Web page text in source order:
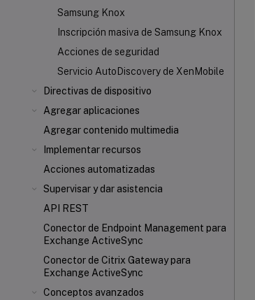
Samsung Knox
Inscripción masiva de Samsung Knox
Acciones de seguridad
Servicio AutoDiscovery de XenMobile
Directivas de dispositivo
Agregar aplicaciones
Agregar contenido multimedia
Implementar recursos
Acciones automatizadas
Supervisar y dar asistencia
API REST
Conector de Endpoint Management para
Exchange ActiveSync
Conector de Citrix Gatewaypara
Exchange ActiveSync
Conceptos avanzados